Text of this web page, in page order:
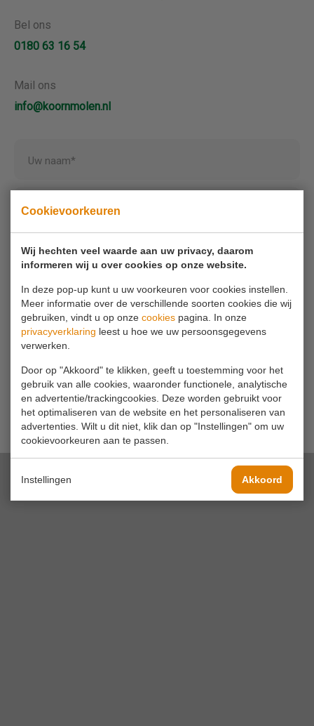
Cookievoorkeuren
Wij hechten veel waarde aan uw privacy, daarom
informeren wij u over cookies op onze website.
In deze pop-up kunt u uw voorkeuren voor cookies instellen.
Meer informatie over de verschillende soorten cookies die wij
gebruiken, vindt u op onze cookies pagina. In onze
privacyverklaring leest u hoe we uw persoonsgegevens
verwerken.
Door op "Akkoord" te klikken, geeft u toestemming voor het
gebruik van alle cookies, waaronder functionele, analytische
en advertentie/trackingcookies. Deze worden gebruikt voor
het optimaliseren van de website en het personaliseren van
advertenties. Wilt u dit niet, klik dan op "Instellingen" om uw
cookievoorkeuren aan te passen.
Instellingen Akkoord
Bel ons
0180 63 16 54
Mail ons
info@koornmolen.nl
Uw naam*
Uw e-mailadres*
Uw telefoonnummer
Uw bericht*